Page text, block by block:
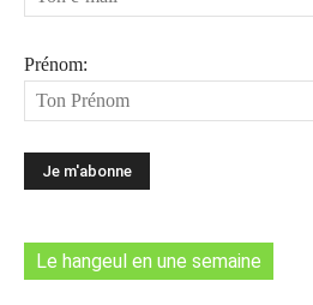
Prénom:
Le hangeul en une semaine